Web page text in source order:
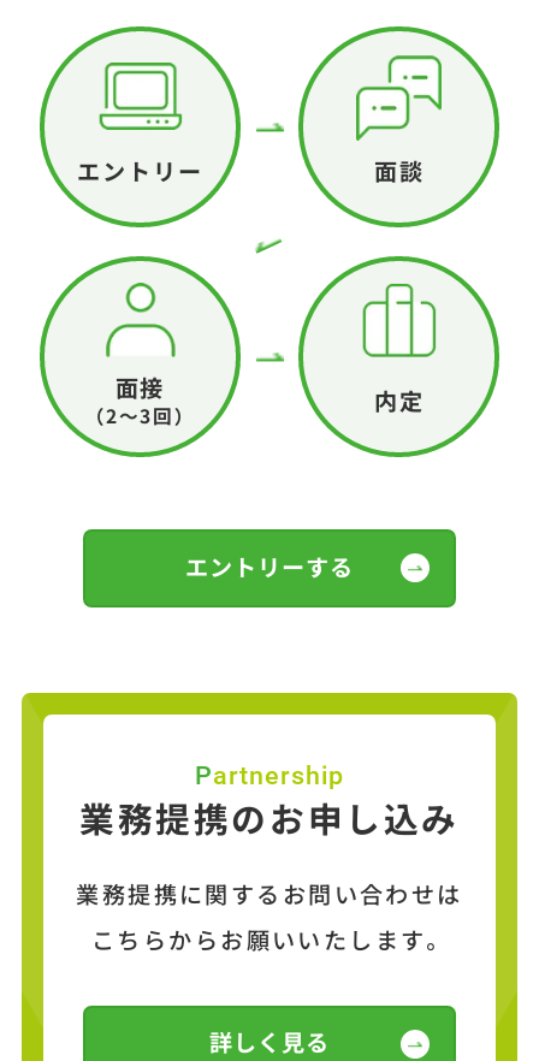
エントリー 面談
面接
（2～3回） 内定
エントリーする
Partnership
業務提携のお申し込み
業務提携に関するお問い合わせは
こちらからお願いいたします。
詳しく見る